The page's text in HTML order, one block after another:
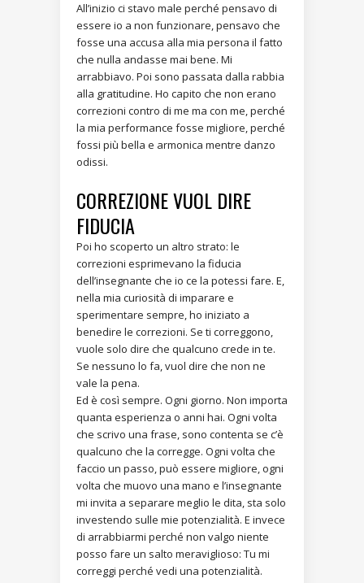
All’inizio ci stavo male perché pensavo di
essere io a non funzionare, pensavo che
fosse una accusa alla mia persona il fatto
che nulla andasse mai bene. Mi
arrabbiavo. Poi sono passata dalla rabbia
alla gratitudine. Ho capito che non erano
correzioni contro di me ma con me, perché
la mia performance fosse migliore, perché
fossi più bella e armonica mentre danzo
odissi.
CORREZIONE VUOL DIRE
FIDUCIA
Poi ho scoperto un altro strato: le
correzioni esprimevano la fiducia
dell’insegnante che io ce la potessi fare. E,
nella mia curiosità di imparare e
sperimentare sempre, ho iniziato a
benedire le correzioni. Se ti correggono,
vuole solo dire che qualcuno crede in te.
Se nessuno lo fa, vuol dire che non ne
vale la pena.
Ed è così sempre. Ogni giorno. Non importa
quanta esperienza o anni hai. Ogni volta
che scrivo una frase, sono contenta se c’è
qualcuno che la corregge. Ogni volta che
faccio un passo, può essere migliore, ogni
volta che muovo una mano e l’insegnante
mi invita a separare meglio le dita, sta solo
investendo sulle mie potenzialità. E invece
di arrabbiarmi perché non valgo niente
posso fare un salto meraviglioso: Tu mi
correggi perché vedi una potenzialità.